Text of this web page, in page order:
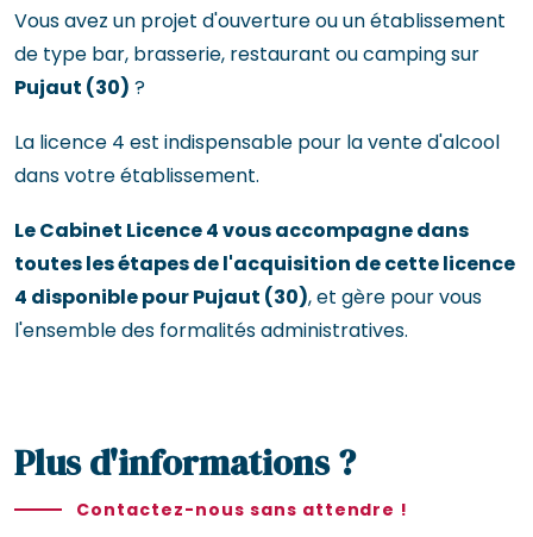
Vous avez un projet d'ouverture ou un établissement
de type bar, brasserie, restaurant ou camping sur
Pujaut (30) ?
La licence 4 est indispensable pour la vente d'alcool
dans votre établissement.
Le Cabinet Licence 4 vous accompagne dans
toutes les étapes de l'acquisition de cette licence
4 disponible pour Pujaut (30), et gère pour vous
l'ensemble des formalités administratives.
Plus d'informations ?
Contactez-nous sans attendre !